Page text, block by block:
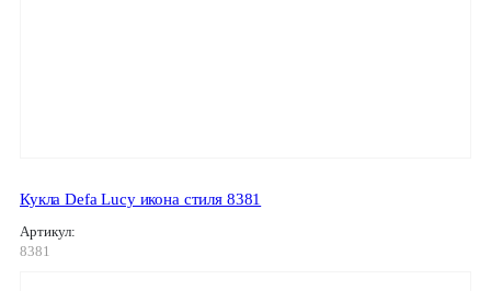
Кукла Defa Lucy икона стиля 8381
Артикул:
8381